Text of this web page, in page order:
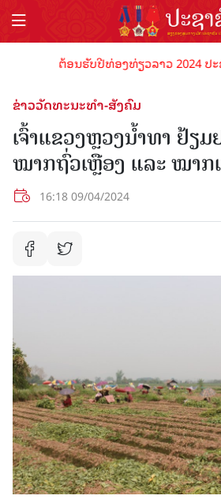
ຕ້ອນຮັບປີທ່ອງທ່ຽວລາວ 2024 ປະ
ຂ່າວວັດທະນະທຳ-ສັງຄົມ
ເຈົ້າແຂວງຫຼວງນໍ້າທາ ຢ້ຽ
ໝາກຖົ່ວເຫຼືອງ ແລະ ໝາກ
16:18 09/04/2024